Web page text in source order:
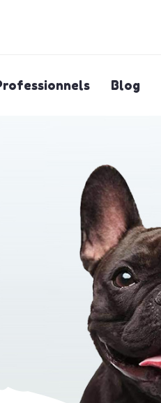
Blog